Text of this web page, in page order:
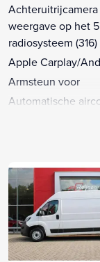
weergave op het
radiosysteem (316)
Apple Carplay/
Armsteun voor
Automatische
Bestuurdersstoel
Cruise control
Digitale
Elektrisch
Lendesteunen
Pack City (5YJ)